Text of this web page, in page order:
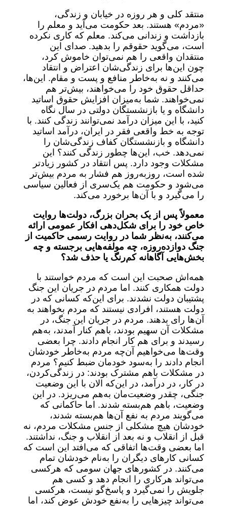
منتقد کلی و هر روزه در خیابان و زندگی،
«مردم» هستند. بعد حکومت می‌آید و معلم را
بازداشت و زندانی می‌کند. معلم که کاری نکرده
است، می‌گوید حقوقم را بدهید. صدای این
منتقدان واقعی را هم نمی‌توان خاموش کرد،
چون این‌ها برای زندگی‌شان اعتراض و انتقاد
می‌کنند و نه به‌خاطر منافع و پست و مقام. این‌ها،
حداقل حقوق خود را می‌خواهند، بیش‌تر هم
نمی‌خواهند. شما به‌میزان افزایش حقوق اساتید
دانشگاه و یا بازنشستگان دولتی در سال نگاه
کنید، با این میزان درآمد نمی‌توانند زندگی کنند. با
توجه به خط واقعی فقر در ایران، درآمد اساتید
دانشگاه و بازنشستگان کفاف زندگی‌شان را
نمی‌دهد. خب، این‌ها چطور زندگی کنند؟ این
مشکلات وجود دارد. پس انتقاد در کشور زیادتر
شده است، روزبه‌روز هم فشار به مردم بیش‌تر
می‌شود و حکومت هم یک‌سری از فعالین سیاسی
را می‌گیرد و با آن‌ها برخورد می‌کند.
معمولاً پس از یک بحران بزرگ، دولت‌ها روایت
خاص خود را برای شکل‌دهی افکار عمومی ارائه
می‌کنند، به‌نظر شما در روایت رسمی حاکمیت از
جنگ دوازده‌روزه، چه مولفه‌هایی برجسته و چه
بخش‌هایی آگاهانه کم‌رنگ یا حذف شد؟
همه‌اش صحبت این است که مردم خواستند با
دولت همکاری کنند. اما مردم در جریان این جنگ
پشتیبان دولت نشدند. برای این‌که کسانی که در
دولت هستند، افرادی نیستند که مردم بخواهند به
آن‌ها رای بدهند. مردم در جریان این جنگ، در
مشکلات آن سهیم بودند، باهم کنار آمدند، به‌هم
رسیدند و برای هم کار انجام دادند. چرا بعضی
وقت‌ها می‌خواهیم آن‌چه مردم به‌خاطر خودشان
انجام دادند را به‌سود خودمان ضبط کنیم؟ مردم
در مشکلات باهم مشترک بودند: در زندگی‌کردن،
در کار، در درآمد، در این‌که الان با این وضعیت
جنگی، چقدر وضعیت‌مان به‌هم می‌ریزد. در این
وضعیت، باهم‌ هم‌بسته شدند. اما حاکمانی که
می‌گویند مردم به نفع آن‌ها هم‌بسته شدند،
خودشان هیچ مشکلی از جنس مشکلات مردم، نه
قبل از انقلاب و نه بعد از انقلاب و جنگ، نداشتند.
اما بعضی وقت‌ها اتفاقی که می‌افتد این است که
کسانی کارهای دیگران را به‌نام خودشان تمام
می‌کنند. در کشورهای جهان سومی که هرکسی
می‌تواند هرکاری را انجام دهد و کسی هم
جلویش را نمی‌گیرد و پاسخ‌گو نیست، هرکسی
می‌تواند چیزهایی را به‌نفع خودش عوض کند، اما